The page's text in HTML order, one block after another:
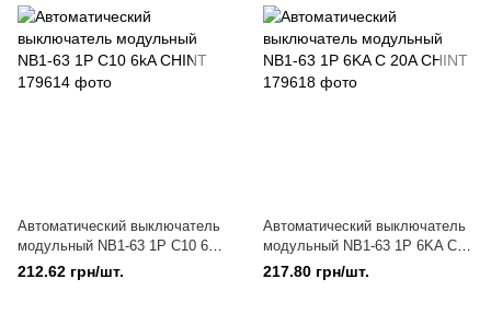
Автоматический выключатель
модульный NB1-63 1P C10 6kA
CHINT
212.62 грн/шт.
Автоматический выключатель
модульный NB1-63 1P 6KA C
20A CHINT
217.80 грн/шт.